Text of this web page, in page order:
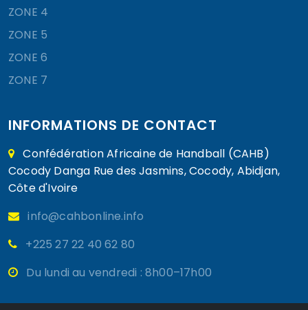
ZONE 4
ZONE 5
ZONE 6
ZONE 7
INFORMATIONS DE CONTACT
Confédération Africaine de Handball (CAHB)
Cocody Danga Rue des Jasmins, Cocody, Abidjan,
Côte d'Ivoire
info@cahbonline.info
+225 27 22 40 62 80
Du lundi au vendredi : 8h00–17h00